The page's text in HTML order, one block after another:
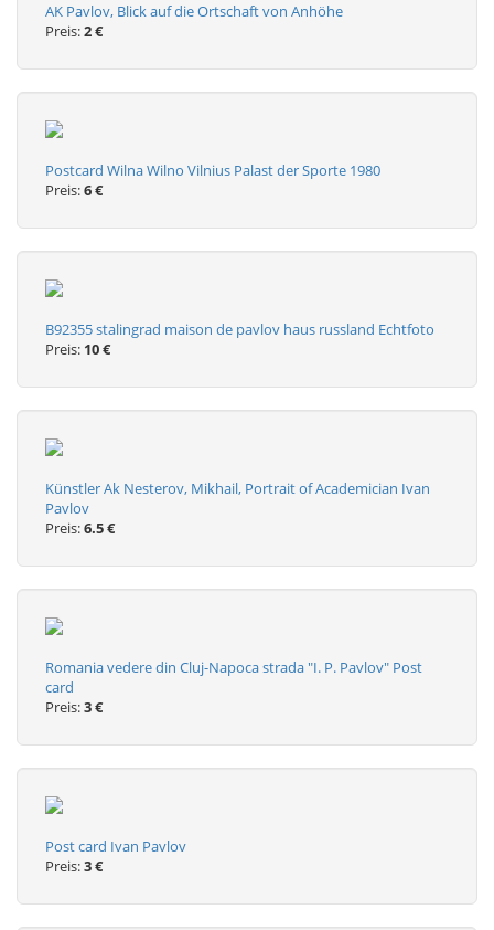
AK Pavlov, Blick auf die Ortschaft von Anhöhe
Preis:2 €
Postcard Wilna Wilno Vilnius Palast der Sporte 1980
Preis:6 €
B92355 stalingrad maison de pavlov haus russland Echtfoto
Preis: 10 €
Künstler Ak Nesterov, Mikhail, Portrait of Academician Ivan
Pavlov
Preis:6.5 €
Romania vedere din Cluj-Napoca strada "I. P. Pavlov" Post
card
Preis:3 €
Post card Ivan Pavlov
Preis:3 €